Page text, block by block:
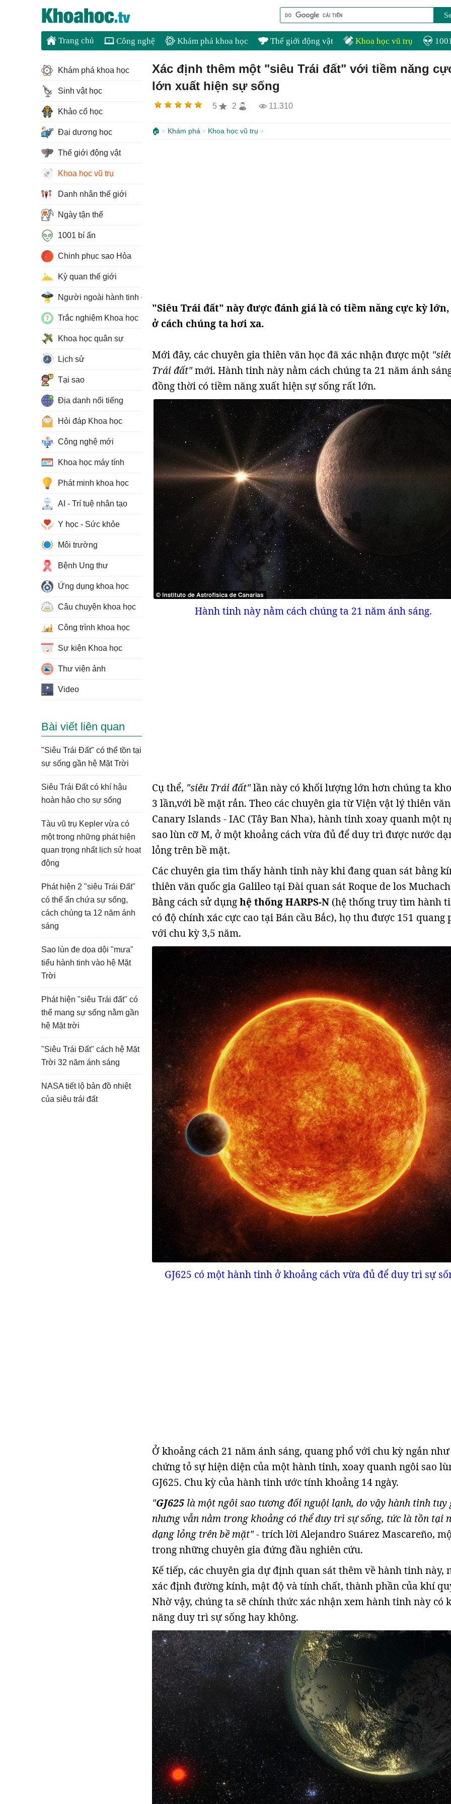
Trang chủ Công nghệ Khám phá khoa học Thế giới động vật Khoa học vũ trụ
Xác định thêm một "siêu Trái đất" với tiềm năng
lớn xuất hiện sự sống
5 2 11.310
🏠 Khám phá Khoa học vũ trụ
"Siêu Trái đất" này được đánh giá là có tiềm năng cực kỳ
ở cách chúng ta hơi xa.
Mới đây, các chuyên gia thiên văn học đã xác nhận được một
Trái đất"mới. Hành tinh này nằm cách chúng ta 21 năm ánh
đồng thời có tiềm năng xuất hiện sự sống rất lớn.
Hành tinh này nằm cách chúng ta 21 năm ánh sáng.
Cụ thể, "siêu Trái đất"lần này có khối lượng lớn hơn chúng ta
3 lần,với bề mặt rắn. Theo các chuyên gia từ Viện vật lý thiên văn
Canary Islands - IAC (Tây Ban Nha), hành tinh xoay quanh một
sao lùn cỡ M, ở một khoảng cách vừa đủ để duy trì được nước
lỏng trên bề mặt.
Các chuyên gia tìm thấy hành tinh này khi đang quan sát bằng
thiên văn quốc gia Galileo tại Đài quan sát Roque de los
Bằng cách sử dụnghệ thống HARPS-N (hệ thống truy tìm hành
có độ chính xác cực cao tại Bán cầu Bắc), họ thu được 151 quang
với chu kỳ 3,5 năm.
GJ625 có một hành tinh ở khoảng cách vừa đủ để duy trì sự
Ở khoảng cách 21 năm ánh sáng, quang phổ với chu kỳ ngắn
chứng tỏ sự hiện diện của một hành tinh, xoay quanh ngôi sao
GJ625. Chu kỳ của hành tinh ước tính khoảng 14 ngày.
"GJ625 là một ngôi sao tương đối nguội lạnh, do vậy hành tinh tuy
nhưng vẫn nằm trong khoảng có thể duy trì sự sống, tức là tồn tại
dạng lỏng trên bề mặt"- trích lời Alejandro Suárez Mascareño,
trong những chuyên gia đứng đầu nghiên cứu.
Kế tiếp, các chuyên gia dự định quan sát thêm về hành tinh này,
xác định đường kính, mật độ và tính chất, thành phần của khí
Nhờ vậy, chúng ta sẽ chính thức xác nhận xem hành tinh này có
năng duy trì sự sống hay không.
Khám phá khoa học
Sinh vật học
Khảo cổ học
Đại dương học
Thế giới động vật
Khoa học vũ trụ
Danh nhân thế giới
Ngày tận thế
1001 bí ẩn
Chinh phục sao Hỏa
Kỳ quan thế giới
Người ngoài hành tinh - UFO
Trắc nghiệm Khoa học
Khoa học quân sự
Lịch sử
Tại sao
Địa danh nổi tiếng
Hỏi đáp Khoa học
Công nghệ mới
Khoa học máy tính
Phát minh khoa học
AI - Trí tuệ nhân tạo
Y học - Sức khỏe
Môi trường
Bệnh Ung thư
Ứng dụng khoa học
Câu chuyện khoa học
Công trình khoa học
Sự kiện Khoa học
Thư viện ảnh
Video
Bài viết liên quan
"Siêu Trái Đất" có thể tồn tại
sự sống gần hệ Mặt Trời
Siêu Trái Đất có khí hậu
hoàn hảo cho sự sống
Tàu vũ trụ Kepler vừa có
một trong những phát hiện
quan trọng nhất lịch sử hoạt
động
Phát hiện 2 "siêu Trái Đất"
có thể ẩn chứa sự sống,
cách chúng ta 12 năm ánh
sáng
Sao lùn đe dọa dội "mưa"
tiểu hành tinh vào hệ Mặt
Trời
Phát hiện "siêu Trái đất" có
thể mang sự sống nằm gần
hệ Mặt trời
"Siêu Trái Đất" cách hệ Mặt
Trời 32 năm ánh sáng
NASA tiết lộ bản đồ nhiệt
của siêu trái đất